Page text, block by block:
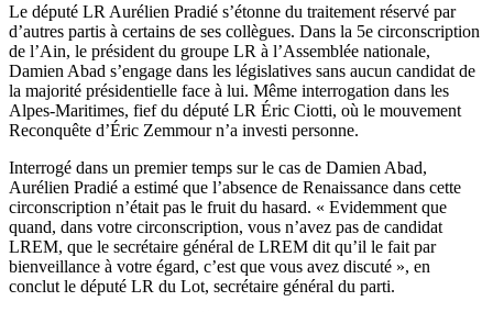
Le député LR Aurélien Pradié s’étonne du traitement réservé par
d’autres partis à certains de ses collègues. Dans la 5e circonscription
de l’Ain, le président du groupe LR à l’Assemblée nationale,
Damien Abad s’engage dans les législatives sans aucun candidat de
la majorité présidentielle face à lui. Même interrogation dans les
Alpes-Maritimes, fief du député LR Éric Ciotti, où le mouvement
Reconquête d’Éric Zemmour n’a investi personne.
Interrogé dans un premier temps sur le cas de Damien Abad,
Aurélien Pradié a estimé que l’absence de Renaissance dans cette
circonscription n’était pas le fruit du hasard. « Evidemment que
quand, dans votre circonscription, vous n’avez pas de candidat
LREM, que le secrétaire général de LREM dit qu’il le fait par
bienveillance à votre égard, c’est que vous avez discuté », en
conclut le député LR du Lot, secrétaire général du parti.